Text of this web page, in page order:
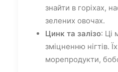
знайти в горіхах,
зелених овочах.
Цинк та залізо: Ці
зміцненню нігтів.
морепродукти,